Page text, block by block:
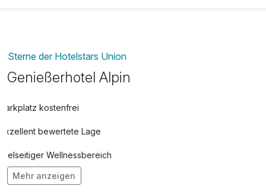
Sterne der Hotelstars Union
Genießerhotel Alpin
Parkplatz kostenfrei
Exzellent bewertete Lage
Vielseitiger Wellnessbereich
Hunde im Hotel erlaubt für 35,00 € pro Stück / Nacht
Mehr anzeigen